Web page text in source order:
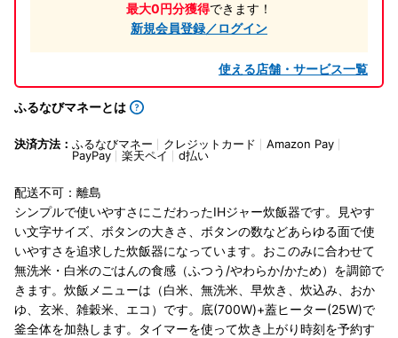
最大0円分獲得できます！
新規会員登録／ログイン
使える店舗・サービス一覧
ふるなびマネーとは
決済方法： ふるなびマネー クレジットカード
Amazon Pay
PayPay
楽天ペイ d払い
配送不可：離島
シンプルで使いやすさにこだわったIHジャー炊飯器です。見やす
い文字サイズ、ボタンの大きさ、ボタンの数などあらゆる面で使
いやすさを追求した炊飯器になっています。おこのみに合わせて
無洗米・白米のごはんの食感（ふつう/やわらか/かため）を調節で
きます。炊飯メニューは（白米、無洗米、早炊き、炊込み、おか
ゆ、玄米、雑穀米、エコ）です。底(700W)+蓋ヒーター(25W)で
釜全体を加熱します。タイマーを使って炊き上がり時刻を予約す